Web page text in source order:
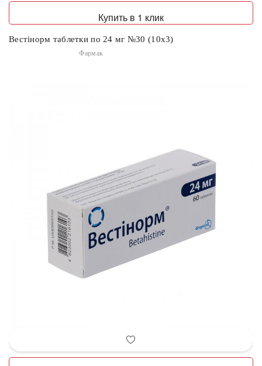
Купить в 1 клик
Вестінорм таблетки по 24 мг №30 (10х3)
Фармак